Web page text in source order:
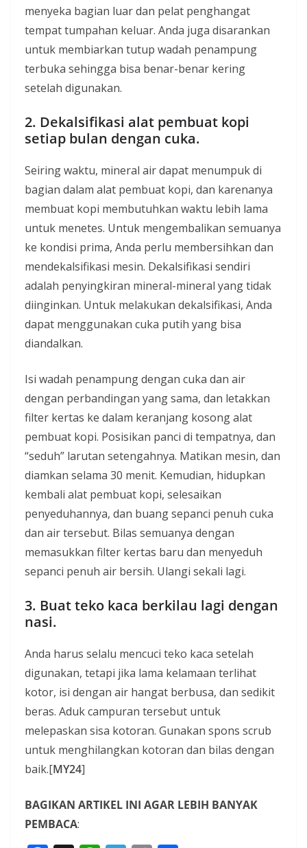
menyeka bagian luar dan pelat penghangat
tempat tumpahan keluar. Anda juga disarankan
untuk membiarkan tutup wadah penampung
terbuka sehingga bisa benar-benar kering
setelah digunakan.
2. Dekalsifikasi alat pembuat kopi
setiap bulan dengan cuka.
Seiring waktu, mineral air dapat menumpuk di
bagian dalam alat pembuat kopi, dan karenanya
membuat kopi membutuhkan waktu lebih lama
untuk menetes. Untuk mengembalikan semuanya
ke kondisi prima, Anda perlu membersihkan dan
mendekalsifikasi mesin. Dekalsifikasi sendiri
adalah penyingkiran mineral-mineral yang tidak
diinginkan. Untuk melakukan dekalsifikasi, Anda
dapat menggunakan cuka putih yang bisa
diandalkan.
Isi wadah penampung dengan cuka dan air
dengan perbandingan yang sama, dan letakkan
filter kertas ke dalam keranjang kosong alat
pembuat kopi. Posisikan panci di tempatnya, dan
“seduh” larutan setengahnya. Matikan mesin, dan
diamkan selama 30 menit. Kemudian, hidupkan
kembali alat pembuat kopi, selesaikan
penyeduhannya, dan buang sepanci penuh cuka
dan air tersebut. Bilas semuanya dengan
memasukkan filter kertas baru dan menyeduh
sepanci penuh air bersih. Ulangi sekali lagi.
3. Buat teko kaca berkilau lagi dengan
nasi.
Anda harus selalu mencuci teko kaca setelah
digunakan, tetapi jika lama kelamaan terlihat
kotor, isi dengan air hangat berbusa, dan sedikit
beras. Aduk campuran tersebut untuk
melepaskan sisa kotoran. Gunakan spons scrub
untuk menghilangkan kotoran dan bilas dengan
baik.[MY24]
BAGIKAN ARTIKEL INI AGAR LEBIH BANYAK
PEMBACA: